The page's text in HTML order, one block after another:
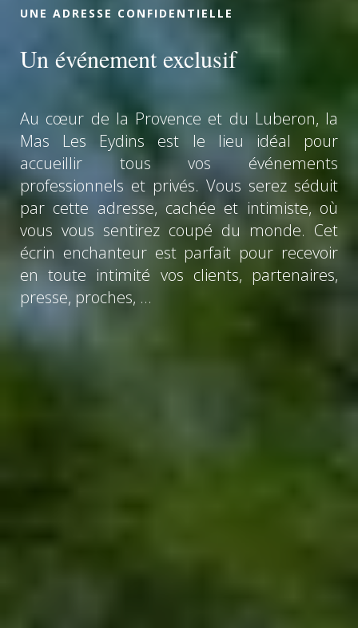
UNE ADRESSE CONFIDENTIELLE
Un événement exclusif
Au cœur de la Provence et du Luberon, la
Mas Les Eydins est le lieu idéal pour
accueillir tous vos événements
professionnels et privés. Vous serez séduit
par cette adresse, cachée et intimiste, où
vous vous sentirez coupé du monde. Cet
écrin enchanteur est parfait pour recevoir
en toute intimité vos clients, partenaires,
presse, proches, …